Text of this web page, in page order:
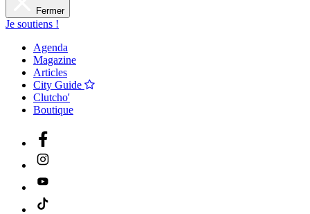
Fermer
Je soutiens !
Agenda
Magazine
Articles
City Guide
Clutcho'
Boutique